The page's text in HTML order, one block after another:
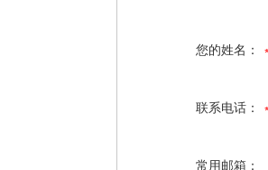
您的姓名：
联系电话：
常用邮箱：